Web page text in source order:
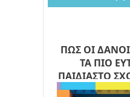
ΠΩΣ ΟΙ
ΤΑ ΠΙΟ
ΠΑΙΔΙΑΣΤΟ